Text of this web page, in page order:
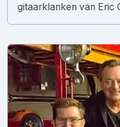
gitaarklanken van Eric